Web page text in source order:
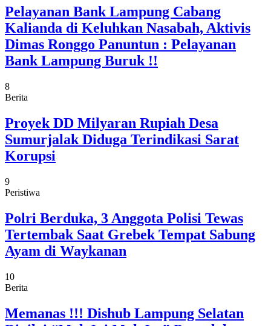
Pelayanan Bank Lampung Cabang
Kalianda di Keluhkan Nasabah, Aktivis
Dimas Ronggo Panuntun : Pelayanan
Bank Lampung Buruk !!
8
Berita
Proyek DD Milyaran Rupiah Desa
Sumurjalak Diduga Terindikasi Sarat
Korupsi
9
Peristiwa
Polri Berduka, 3 Anggota Polisi Tewas
Tertembak Saat Grebek Tempat Sabung
Ayam di Waykanan
10
Berita
Memanas !!! Dishub Lampung Selatan